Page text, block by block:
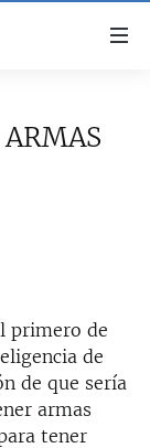
primero de
de
de que sería
armas
tener